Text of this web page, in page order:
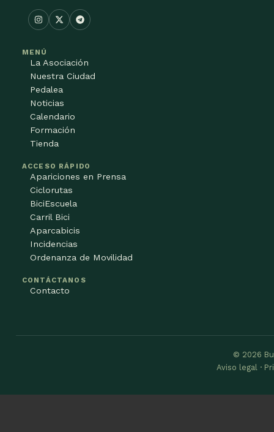
MENÚ
La Asociación
Nuestra Ciudad
Pedalea
Noticias
Calendario
Formación
Tienda
ACCESO RÁPIDO
Apariciones en Prensa
Ciclorutas
BiciEscuela
Carril Bici
Aparcabicis
Incidencias
Ordenanza de Movilidad
CONTÁCTANOS
Contacto
© 2026
Aviso legal ·